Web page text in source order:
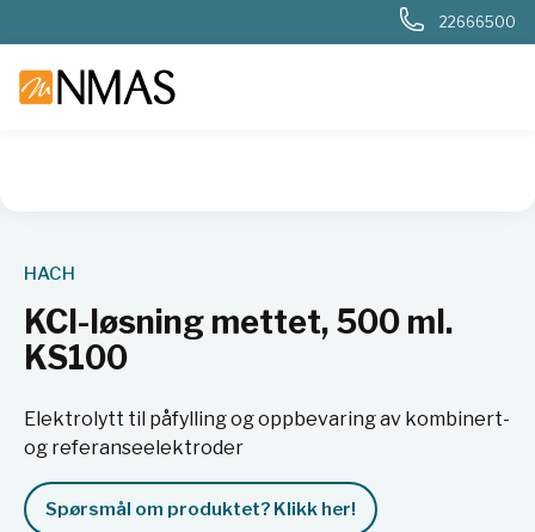
22666500
HACH
KCl-løsning mettet, 500 ml.
KS100
Elektrolytt til påfylling og oppbevaring av kombinert-
og referanseelektroder
Spørsmål om produktet? Klikk her!